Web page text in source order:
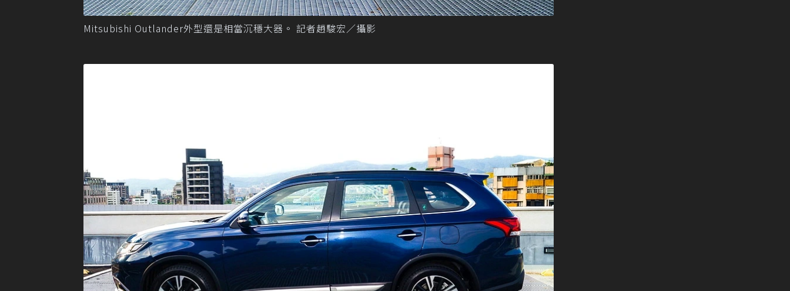
Mitsubishi Outlander外型還是相當沉穩大器。 記者趙駿宏／攝影